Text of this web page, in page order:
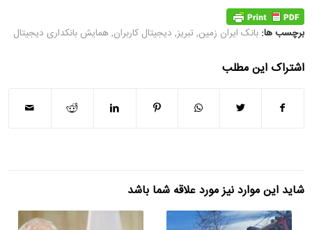
برچسب ها: بانک ایران زمین,تبریز, دیجیتال کاربران,همایش بانکداری دیجیتال
اشتراک این مطلب
شاید این موارد نیز مورد علاقه شما باشد